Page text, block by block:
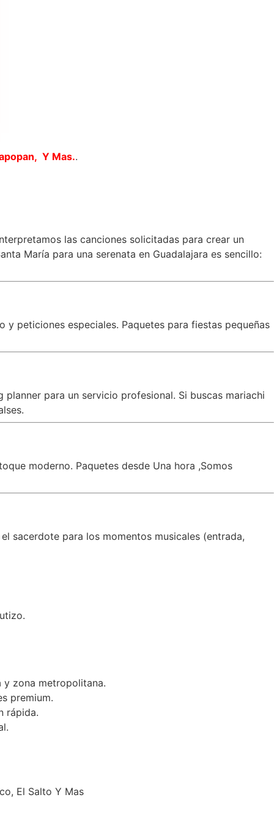
Y Mas..
las canciones solicitadas para crear un
María para una serenata en Guadalajara es sencillo:
peticiones especiales. Paquetes para fiestas pequeñas
para un servicio profesional. Si buscas mariachi
moderno. Paquetes desde Una hora ,Somos
sacerdote para los momentos musicales (entrada,
y zona metropolitana.
premium.
rápida.
El Salto Y Mas